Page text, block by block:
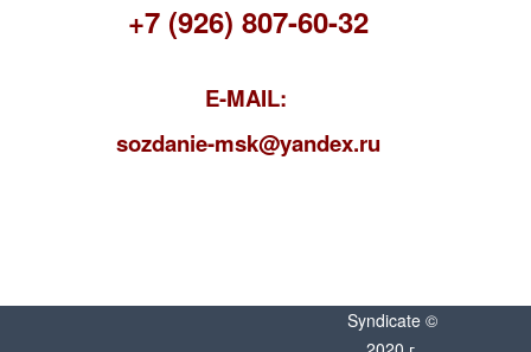
+7 (926) 807-60-32
E-MAIL:
sozdanie-msk@yandex.ru
Syndicate ©